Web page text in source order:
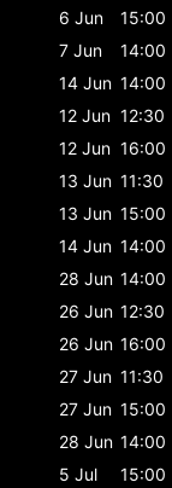
6 Jun
15:00
7 Jun
14:00
14 Jun 14:00
12 Jun 12:30
12 Jun 16:00
13 Jun 11:30
13 Jun 15:00
14 Jun 14:00
28 Jun 14:00
26 Jun 12:30
26 Jun 16:00
27 Jun 11:30
27 Jun 15:00
28 Jun 14:00
5 Jul
15:00